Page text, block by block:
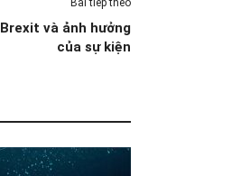
Bài tiếp theo
và ảnh hưởng
của sự kiện